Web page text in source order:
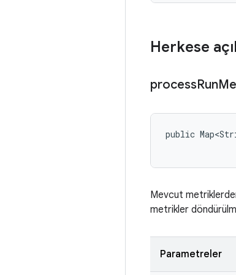
Herkese
processRun
public
Mevcut
metrikler
Parametreler